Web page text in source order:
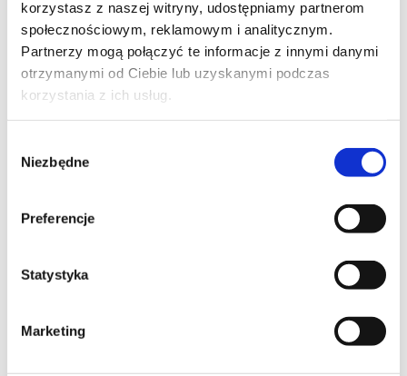
korzystasz z naszej witryny, udostępniamy partnerom
społecznościowym, reklamowym i analitycznym.
Partnerzy mogą połączyć te informacje z innymi danymi
otrzymanymi od Ciebie lub uzyskanymi podczas
korzystania z ich usług.
zgody
Niezbędne
Preferencje
Statystyka
Marketing
inne CzujnikiUchwyty do tabletówProdukty
wycofane z oferty
Simon 100
Simon iO (smart home)Ramki Minimal i MatrixRamki
montażoweŁączniki i przyciski (sterowanie
oświetleniem)
Sterowanie roletami
temperaturyŁadowarki USBGniazda wtyczkowe
Gniazda optyczne/światłowodowe
Gniazda teleinformatyczne
Zestawy mechanizmów z
Simon 82
Ramki Simon 82
Łączniki hotelowe
Łączniki na kluczyk, cięgno lub pokrętło
Czujniki
Gniazda antenowe,
głośnikowe i multimedialne
Gniazda teleinformatyczne
Podświetlenie schodów i korytarzy oraz sygnalizatory z